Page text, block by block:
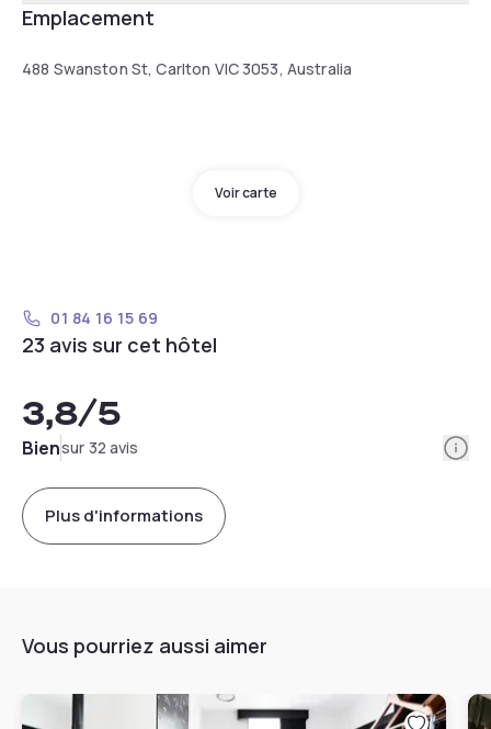
Emplacement
488 Swanston St, Carlton VIC 3053, Australia
Voir carte
01 84 16 15 69
23 avis sur cet hôtel
3,8/5
Biensur 32 avis
Plus d'informations
Vous pourriez aussi aimer